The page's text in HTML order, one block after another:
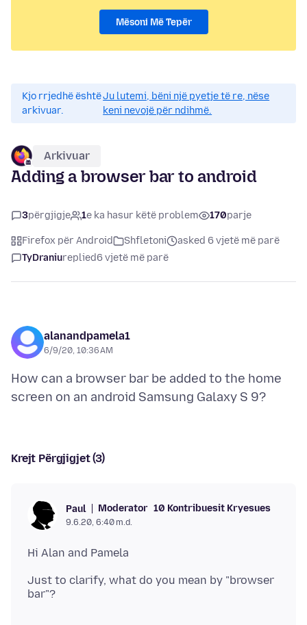
Mësoni Më Tepër
Kjo rrjedhë është
arkivuar.
Ju lutemi, bëni një pyetje të re, nëse
keni nevojë për ndihmë.
Arkivuar
Adding a browser bar to android
3përgjigje 1e ka hasur këtë problem 170parje
Firefox për Android Shfletoni
asked 6 vjetë më parë
TyDraniureplied6 vjetë më parë
alanandpamela1
6/9/20, 10:36 AM
How can a browser bar be added to the home
Krejt Përgjigjet (3)
Paul Moderator 10 Kontribuesit Kryesues
9.6.20, 6:40 m.d.
Just to clarify, what do you mean by "browser